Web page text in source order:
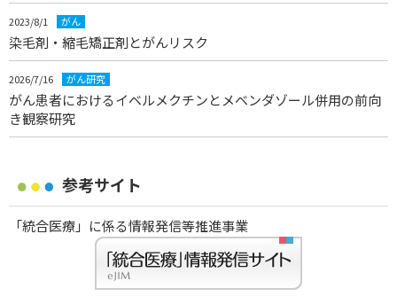
2023/8/1 がん
染毛剤・縮毛矯正剤とがんリスク
2026/7/16 がん研究
がん患者におけるイベルメクチンとメベンダゾール併用の前向
き観察研究
参考サイト
「統合医療」に係る情報発信等推進事業